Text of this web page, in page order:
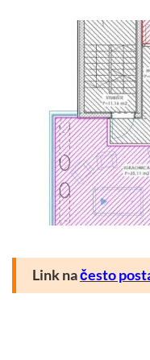
Link načesto